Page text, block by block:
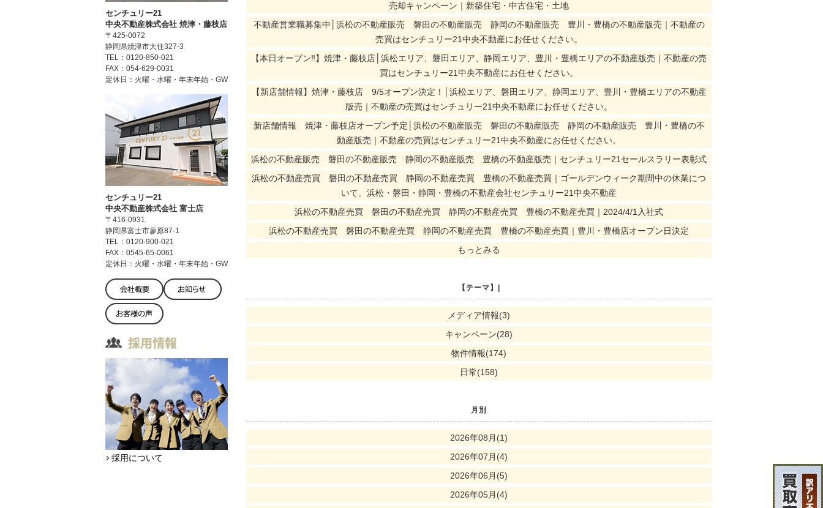
売却キャンペーン｜新築住宅・中古住宅・土地
不動産営業職募集中│浜松の不動産販売 磐田の不動産販売 静岡の不動産販売 豊川・豊橋の不動産版売｜不動産の
売買はセンチュリー21中央不動産にお任せください。
【本日オープン‼】焼津・藤枝店│浜松エリア、磐田エリア、静岡エリア、豊川・豊橋エリアの不動産版売｜不動産の売
買はセンチュリー21中央不動産にお任せください。
【新店舗情報】焼津・藤枝店 9/5オープン決定！│浜松エリア、磐田エリア、静岡エリア、豊川・豊橋エリアの不動産
版売｜不動産の売買はセンチュリー21中央不動産にお任せください。
新店舗情報 焼津・藤枝店オープン予定│浜松の不動産販売 磐田の不動産販売 静岡の不動産販売 豊川・豊橋の不
動産版売｜不動産の売買はセンチュリー21中央不動産にお任せください。
浜松の不動産販売 磐田の不動産販売 静岡の不動産販売 豊橋の不動産版売｜センチュリー21セールスラリー表彰式
浜松の不動産売買 磐田の不動産売買 静岡の不動産売買 豊橋の不動産売買｜ゴールデンウィーク期間中の休業につ
いて。浜松・磐田・静岡・豊橋の不動産会社センチュリー21中央不動産
浜松の不動産売買 磐田の不動産売買 静岡の不動産売買 豊橋の不動産売買｜2024/4/1入社式
浜松の不動産売買 磐田の不動産売買 静岡の不動産売買 豊橋の不動産売買｜豊川・豊橋店オープン日決定
もっとみる
【テーマ】|
メディア情報(3)
キャンペーン(28)
物件情報(174)
日常(158)
月別
2026年08月(1)
2026年07月(4)
2026年06月(5)
2026年05月(4)
センチュリー21
中央不動産株式会社 焼津・藤枝店
〒425-0072
静岡県焼津市大住327-3
TEL：0120-850-021
FAX：054-629-0031
定休日：火曜・水曜・年末年始・GW
センチュリー21
中央不動産株式会社 富士店
〒416-0931
静岡県富士市蓼原87-1
TEL：0120-900-021
FAX：0545-65-0061
定休日：火曜・水曜・年末年始・GW
採用について